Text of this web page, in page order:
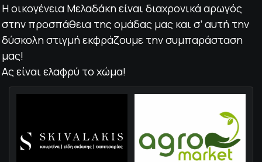
Η οικογένεια Μελαδάκη είναι διαχρονικά αρωγός
στην προσπάθεια της ομάδας μας και σ’ αυτή την
δύσκολη στιγμή εκφράζουμε την συμπαράσταση
μας!
Ας είναι ελαφρύ το χώμα!